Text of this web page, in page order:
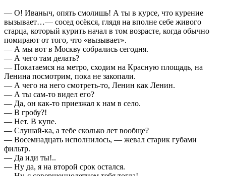
— О! Иваныч, опять смолишь! А ты в курсе, что курение
вызывает…— сосед осёкся, глядя на вполне себе живого
старца, который курить начал в том возрасте, когда обычно
помирают от того, что «вызывает».
— А мы вот в Москву собрались сегодня.
— А чего там делать?
— Покатаемся на метро, сходим на Красную площадь, на
Ленина посмотрим, пока не закопали.
— А чего на него смотреть-то, Ленин как Ленин.
— А ты сам-то видел его?
— Да, он как-то приезжал к нам в село.
— В гробу?!
— Нет. В купе.
— Слушай-ка, а тебе сколько лет вообще?
— Восемнадцать исполнилось, — жевал старик губами
фильтр.
— Да иди ты!..
— Ну да, я на второй срок остался.